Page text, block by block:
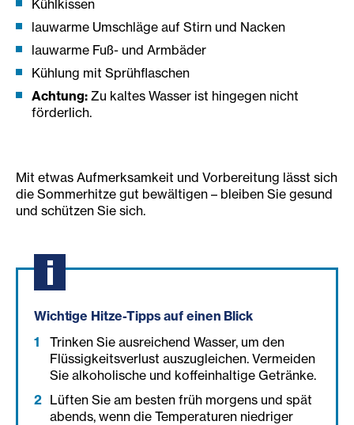
Kühlkissen
lauwarme Umschläge auf Stirn und Nacken
lauwarme Fuß- und Armbäder
Kühlung mit Sprühflaschen
Achtung: Zu kaltes Wasser ist hingegen nicht
förderlich.
Mit etwas Aufmerksamkeit und Vorbereitung lässt sich
die Sommerhitze gut bewältigen – bleiben Sie gesund
und schützen Sie sich.
Wichtige Hitze-Tipps auf einen Blick
Trinken Sie ausreichend Wasser, um den
Flüssigkeitsverlust auszugleichen. Vermeiden
Sie alkoholische und koffeinhaltige Getränke.
Lüften Sie am besten früh morgens und spät
abends, wenn die Temperaturen niedriger